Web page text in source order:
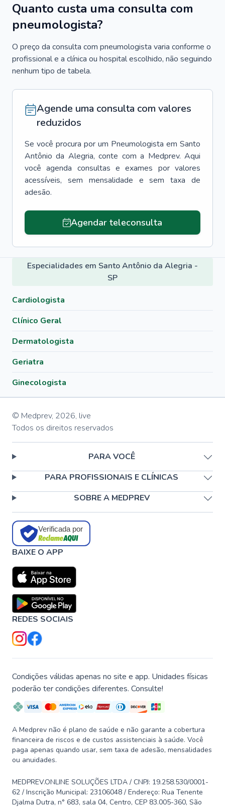
Quanto custa uma consulta com
pneumologista?
O preço da consulta com pneumologista varia conforme o
profissional e a clínica ou hospital escolhido, não seguindo
nenhum tipo de tabela.
Agende uma consulta com valores
reduzidos
Se você procura por um Pneumologista em Santo
Antônio da Alegria, conte com a Medprev. Aqui
você agenda consultas e exames por valores
acessíveis, sem mensalidade e sem taxa de
adesão.
Agendar teleconsulta
Especialidades em Santo Antônio da Alegria -
SP
Cardiologista
Clínico Geral
Dermatologista
Geriatra
Ginecologista
© Medprev, 2026, live
Todos os direitos reservados
PARA VOCÊ
PARA PROFISSIONAIS E CLÍNICAS
SOBRE A MEDPREV
Verificada por
BAIXE O APP
REDES SOCIAIS
Condições válidas apenas no site e app. Unidades físicas
poderão ter condições diferentes. Consulte!
A Medprev não é plano de saúde e não garante a cobertura
financeira de riscos e de custos assistenciais à saúde. Você
paga apenas quando usar, sem taxa de adesão, mensalidades
ou anuidades.
MEDPREV.ONLINE SOLUÇÕES LTDA / CNPJ: 19.258.530/0001-
62 / Inscrição Municipal: 23106048 / Endereço: Rua Tenente
Djalma Dutra, n° 683, sala 04, Centro, CEP 83.005-360, São